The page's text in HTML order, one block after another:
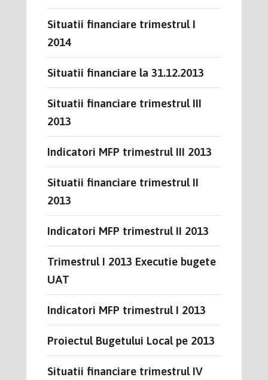
Situatii financiare trimestrul I
2014
Situatii financiare la 31.12.2013
Situatii financiare trimestrul III
2013
Indicatori MFP trimestrul III 2013
Situatii financiare trimestrul II
2013
Indicatori MFP trimestrul II 2013
Trimestrul I 2013 Executie bugete
UAT
Indicatori MFP trimestrul I 2013
Proiectul Bugetului Local pe 2013
Situatii financiare trimestrul IV